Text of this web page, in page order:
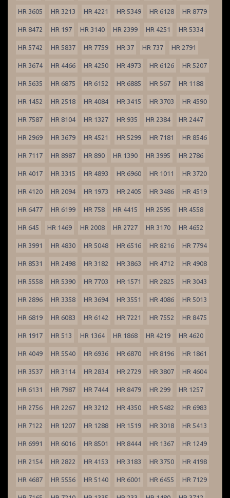
HR 3605 HR 3213 HR 4221 HR 5349 HR 6128 HR 8779
HR 8472 HR 197 HR 3140 HR 2399 HR 4251 HR 5334
HR 5742 HR 5837 HR 7759 HR 37 HR 737 HR 2791
HR 3674 HR 4466 HR 4250 HR 4973 HR 6126 HR 5207
HR 5635 HR 6875 HR 6152 HR 6885 HR 567 HR 1188
HR 1452 HR 2518 HR 4084 HR 3415 HR 3703 HR 4590
HR 7587 HR 8104 HR 1327 HR 935 HR 2384 HR 2447
HR 2969 HR 3679 HR 4521 HR 5299 HR 7181 HR 8546
HR 7117 HR 8987 HR 890 HR 1390 HR 3995 HR 2786
HR 4017 HR 3315 HR 4893 HR 6960 HR 1011 HR 3720
HR 4120 HR 2094 HR 1973 HR 2405 HR 3486 HR 4519
HR 6477 HR 6199 HR 758 HR 4415 HR 2595 HR 4558
HR 645 HR 1469 HR 2008 HR 2727 HR 3170 HR 4652
HR 3991 HR 4830 HR 5048 HR 6516 HR 8216 HR 7794
HR 8531 HR 2498 HR 3182 HR 3863 HR 4712 HR 4908
HR 5558 HR 5390 HR 7703 HR 1571 HR 2825 HR 3043
HR 2896 HR 3358 HR 3694 HR 3551 HR 4086 HR 5013
HR 6819 HR 6083 HR 6142 HR 7221 HR 7552 HR 8475
HR 1917 HR 513 HR 1364 HR 1868 HR 4219 HR 4620
HR 4049 HR 5540 HR 6936 HR 6870 HR 8196 HR 1861
HR 3537 HR 3114 HR 2834 HR 2729 HR 3807 HR 4604
HR 6131 HR 7987 HR 7444 HR 8479 HR 299 HR 1257
HR 2756 HR 2267 HR 3212 HR 4350 HR 5482 HR 6983
HR 7122 HR 1207 HR 1288 HR 1519 HR 3018 HR 5413
HR 6991 HR 6016 HR 8501 HR 8444 HR 1367 HR 1249
HR 2154 HR 2822 HR 4153 HR 3183 HR 3750 HR 4198
HR 4687 HR 5556 HR 5140 HR 6001 HR 6455 HR 7129